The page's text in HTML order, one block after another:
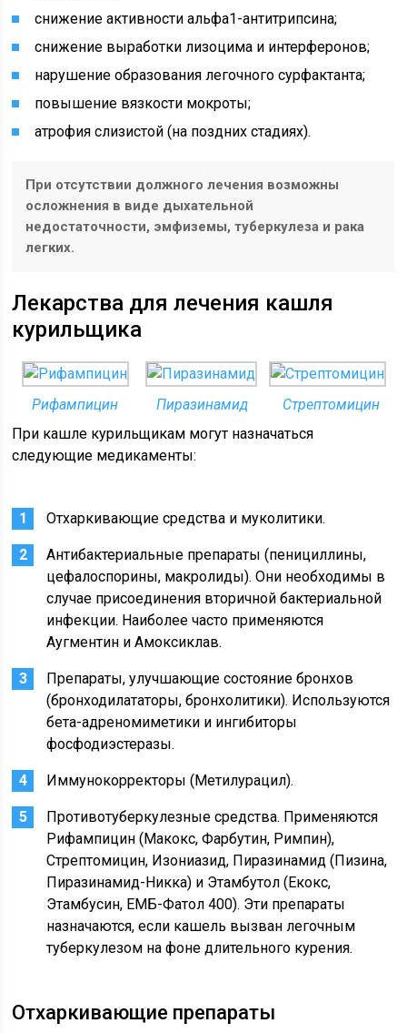
снижение активности альфа1-антитрипсина;
снижение выработки лизоцима и интерферонов;
нарушение образования легочного сурфактанта;
повышение вязкости мокроты;
атрофия слизистой (на поздних стадиях).
При отсутствии должного лечения возможны
осложнения в виде дыхательной
недостаточности, эмфиземы, туберкулеза и рака
легких.
Лекарства для лечения кашля
курильщика
Рифампицин Пиразинамид
Стрептомицин
При кашле курильщикам могут назначаться
следующие медикаменты:
Отхаркивающие средства и муколитики.
Антибактериальные препараты (пенициллины,
цефалоспорины, макролиды). Они необходимы в
случае присоединения вторичной бактериальной
инфекции. Наиболее часто применяются
Аугментин и Амоксиклав.
Препараты, улучшающие состояние бронхов
(бронходилататоры, бронхолитики). Используются
бета-адреномиметики и ингибиторы
фосфодиэстеразы.
Иммунокорректоры (Метилурацил).
Противотуберкулезные средства. Применяются
Рифампицин (Макокс, Фарбутин, Римпин),
Стрептомицин, Изониазид, Пиразинамид (Пизина,
Пиразинамид-Никка) и Этамбутол (Екокс,
Этамбусин, ЕМБ-Фатол 400). Эти препараты
назначаются, если кашель вызван легочным
туберкулезом на фоне длительного курения.
Отхаркивающие препараты